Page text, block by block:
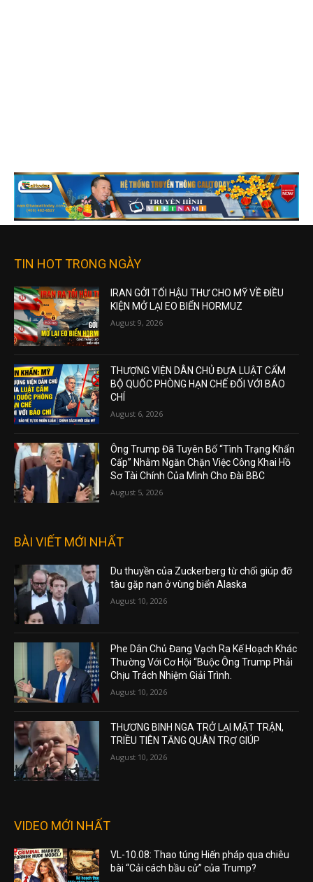
TIN HOT TRONG NGÀY
IRAN GỞI TỐI HẬU THƯ CHO MỸ VỀ ĐIỀU
KIỆN MỞ LẠI EO BIỂN HORMUZ
August 9, 2026
THƯỢNG VIỆN DÂN CHỦ ĐƯA LUẬT CẤM
BỘ QUỐC PHÒNG HẠN CHẾ ĐỐI VỚI BÁO
CHÍ
August 6, 2026
Ông Trump Đã Tuyên Bố “Tình Trạng Khẩn
Cấp” Nhằm Ngăn Chặn Việc Công Khai Hồ
Sơ Tài Chính Của Mình Cho Đài BBC
August 5, 2026
BÀI VIẾT MỚI NHẤT
Du thuyền của Zuckerberg từ chối giúp đỡ
tàu gặp nạn ở vùng biển Alaska
August 10, 2026
Phe Dân Chủ Đang Vạch Ra Kế Hoạch Khác
Thường Với Cơ Hội “Buộc Ông Trump Phải
Chịu Trách Nhiệm Giải Trình.
August 10, 2026
THƯƠNG BINH NGA TRỞ LẠI MẶT TRẬN,
TRIỀU TIÊN TĂNG QUÂN TRỢ GIÚP
August 10, 2026
VIDEO MỚI NHẤT
VL-10.08: Thao túng Hiến pháp qua chiêu
bài “Cải cách bầu cử” của Trump?